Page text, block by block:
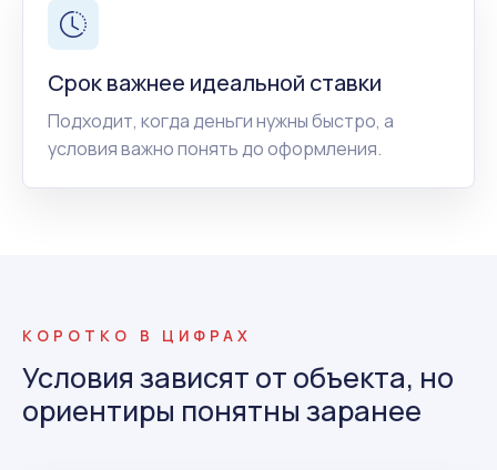
Срок важнее идеальной ставки
Подходит, когда деньги нужны быстро, а
условия важно понять до оформления.
КОРОТКО В ЦИФРАХ
Условия зависят от объекта, но
ориентиры понятны заранее